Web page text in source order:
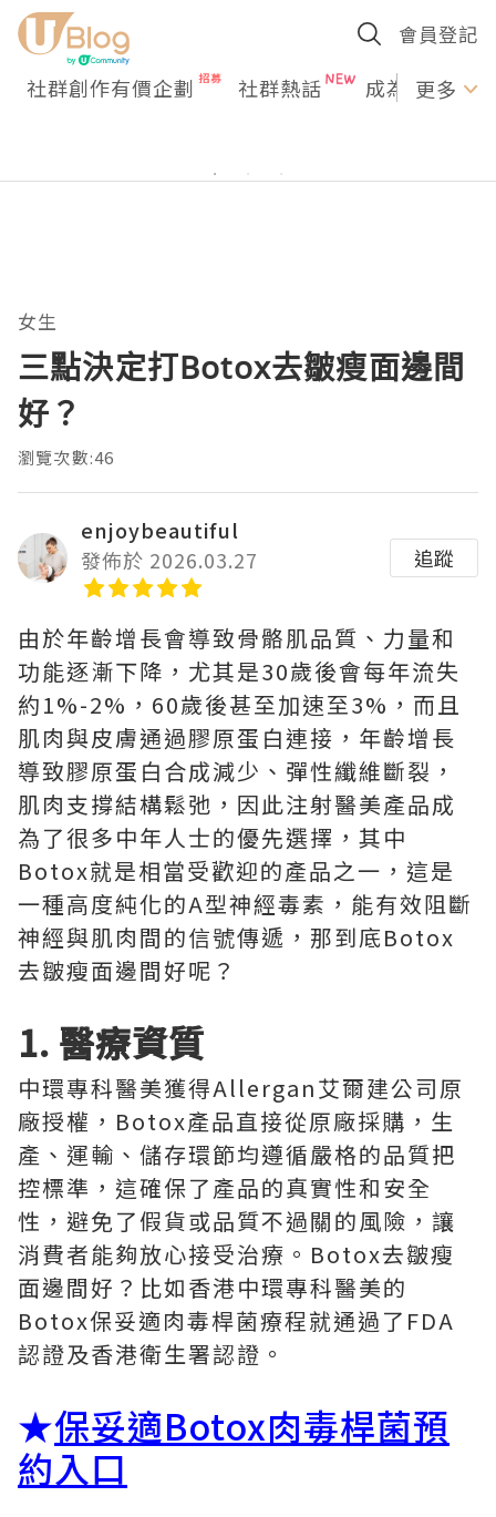
會員登記
社群創作有價企劃 社群熱話 成為U更多
女生
三點決定打Botox去皺瘦面邊間
好？
瀏覽次數:46
enjoybeautiful
發佈於 2026.03.27
追蹤
由於年齡增長會導致骨骼肌品質、力量和
功能逐漸下降，尤其是30歲後會每年流失
約1%-2%，60歲後甚至加速至3%，而且
肌肉與皮膚通過膠原蛋白連接，年齡增長
導致膠原蛋白合成減少、彈性纖維斷裂，
肌肉支撐結構鬆弛，因此注射醫美產品成
為了很多中年人士的優先選擇，其中
Botox就是相當受歡迎的產品之一，這是
一種高度純化的A型神經毒素，能有效阻斷
神經與肌肉間的信號傳遞，那到底Botox
去皺瘦面邊間好呢？
1. 醫療資質
中環專科醫美獲得Allergan艾爾建公司原
廠授權，Botox產品直接從原廠採購，生
產、運輸、儲存環節均遵循嚴格的品質把
控標準，這確保了產品的真實性和安全
性，避免了假貨或品質不過關的風險，讓
消費者能夠放心接受治療。Botox去皺瘦
面邊間好？比如香港中環專科醫美的
Botox保妥適肉毒桿菌療程就通過了FDA
認證及香港衛生署認證。
★保妥適Botox肉毒桿菌預
約入口